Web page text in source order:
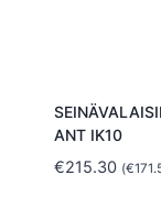
ANT IK10
€215.30 (€